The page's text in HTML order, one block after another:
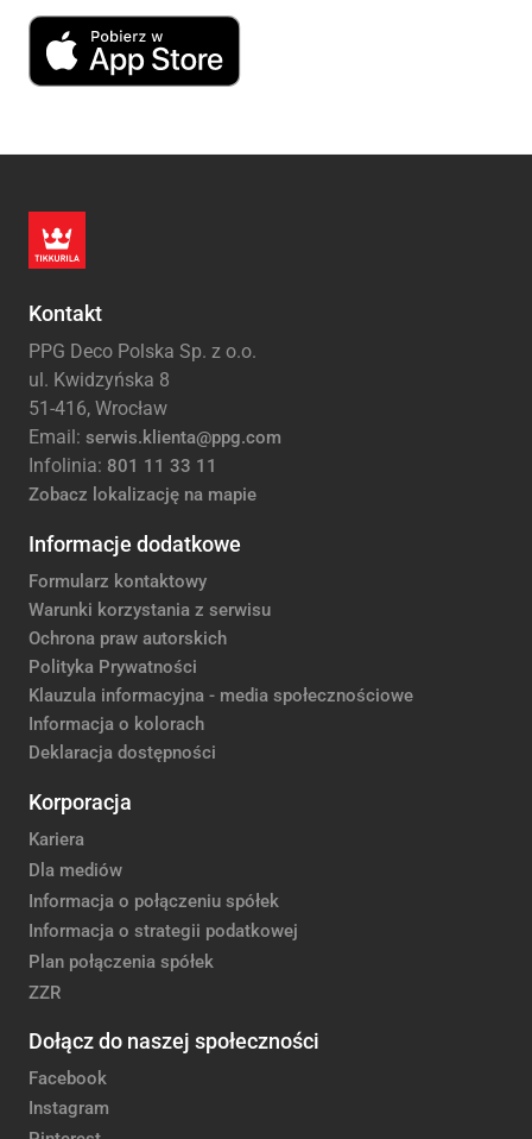
Kontakt
PPG Deco Polska Sp. z o.o.
ul. Kwidzyńska 8
51-416, Wrocław
Email: serwis.klienta@ppg.com
Infolinia: 801 11 33 11
Zobacz lokalizację na mapie
Informacje dodatkowe
Formularz kontaktowy
Warunki korzystania z serwisu
Ochrona praw autorskich
Polityka Prywatności
Klauzula informacyjna - media społecznościowe
Informacja o kolorach
Deklaracja dostępności
Korporacja
Kariera
Dla mediów
Informacja o połączeniu spółek
Informacja o strategii podatkowej
Plan połączenia spółek
ZZR
Dołącz do naszej społeczności
Facebook
Instagram